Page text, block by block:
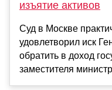
изъятие активов
Суд в Москве
удовлетворил иск
обратить в доход
заместителя